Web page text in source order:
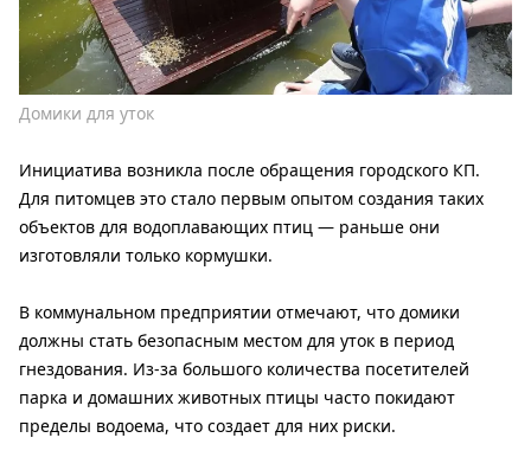
Домики для уток
Инициатива возникла после обращения городского КП.
Для питомцев это стало первым опытом создания таких
объектов для водоплавающих птиц — раньше они
изготовляли только кормушки.
В коммунальном предприятии отмечают, что домики
должны стать безопасным местом для уток в период
гнездования. Из-за большого количества посетителей
парка и домашних животных птицы часто покидают
пределы водоема, что создает для них риски.